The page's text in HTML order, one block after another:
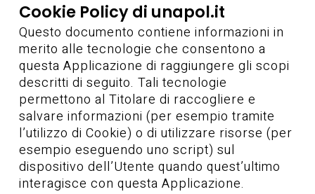
Cookie Policy di unapol.it
Questo documento contiene informazioni in
merito alle tecnologie che consentono a
questa Applicazione di raggiungere gli scopi
descritti di seguito. Tali tecnologie
permettono al Titolare di raccogliere e
salvare informazioni (per esempio tramite
l’utilizzo di Cookie) o di utilizzare risorse (per
esempio eseguendo uno script) sul
dispositivo dell’Utente quando quest’ultimo
interagisce con questa Applicazione.